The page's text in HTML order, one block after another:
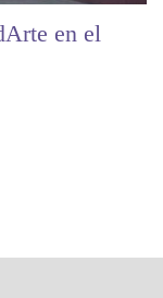
en el